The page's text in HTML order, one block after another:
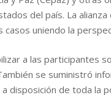
del país. La
uniendo la
a las participantes
se suministró
disposición de toda la